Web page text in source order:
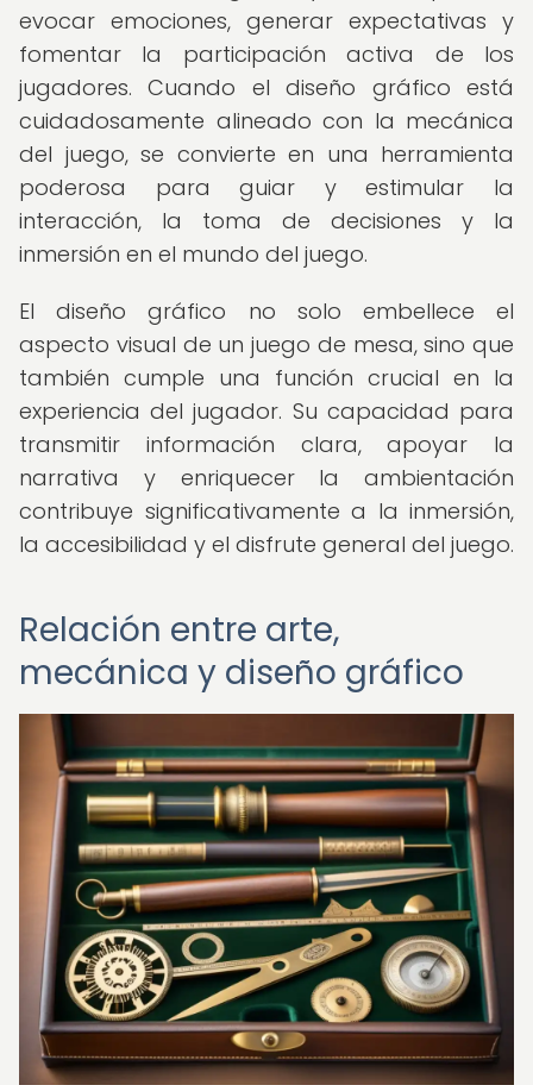
evocar emociones, generar expectativas y
fomentar la participación activa de los
jugadores. Cuando el diseño gráfico está
cuidadosamente alineado con la mecánica
del juego, se convierte en una herramienta
poderosa para guiar y estimular la
interacción, la toma de decisiones y la
inmersión en el mundo del juego.
El diseño gráfico no solo embellece el
aspecto visual de un juego de mesa, sino que
también cumple una función crucial en la
experiencia del jugador. Su capacidad para
transmitir información clara, apoyar la
narrativa y enriquecer la ambientación
contribuye significativamente a la inmersión,
la accesibilidad y el disfrute general del juego.
Relación entre arte,
mecánica y diseño gráfico